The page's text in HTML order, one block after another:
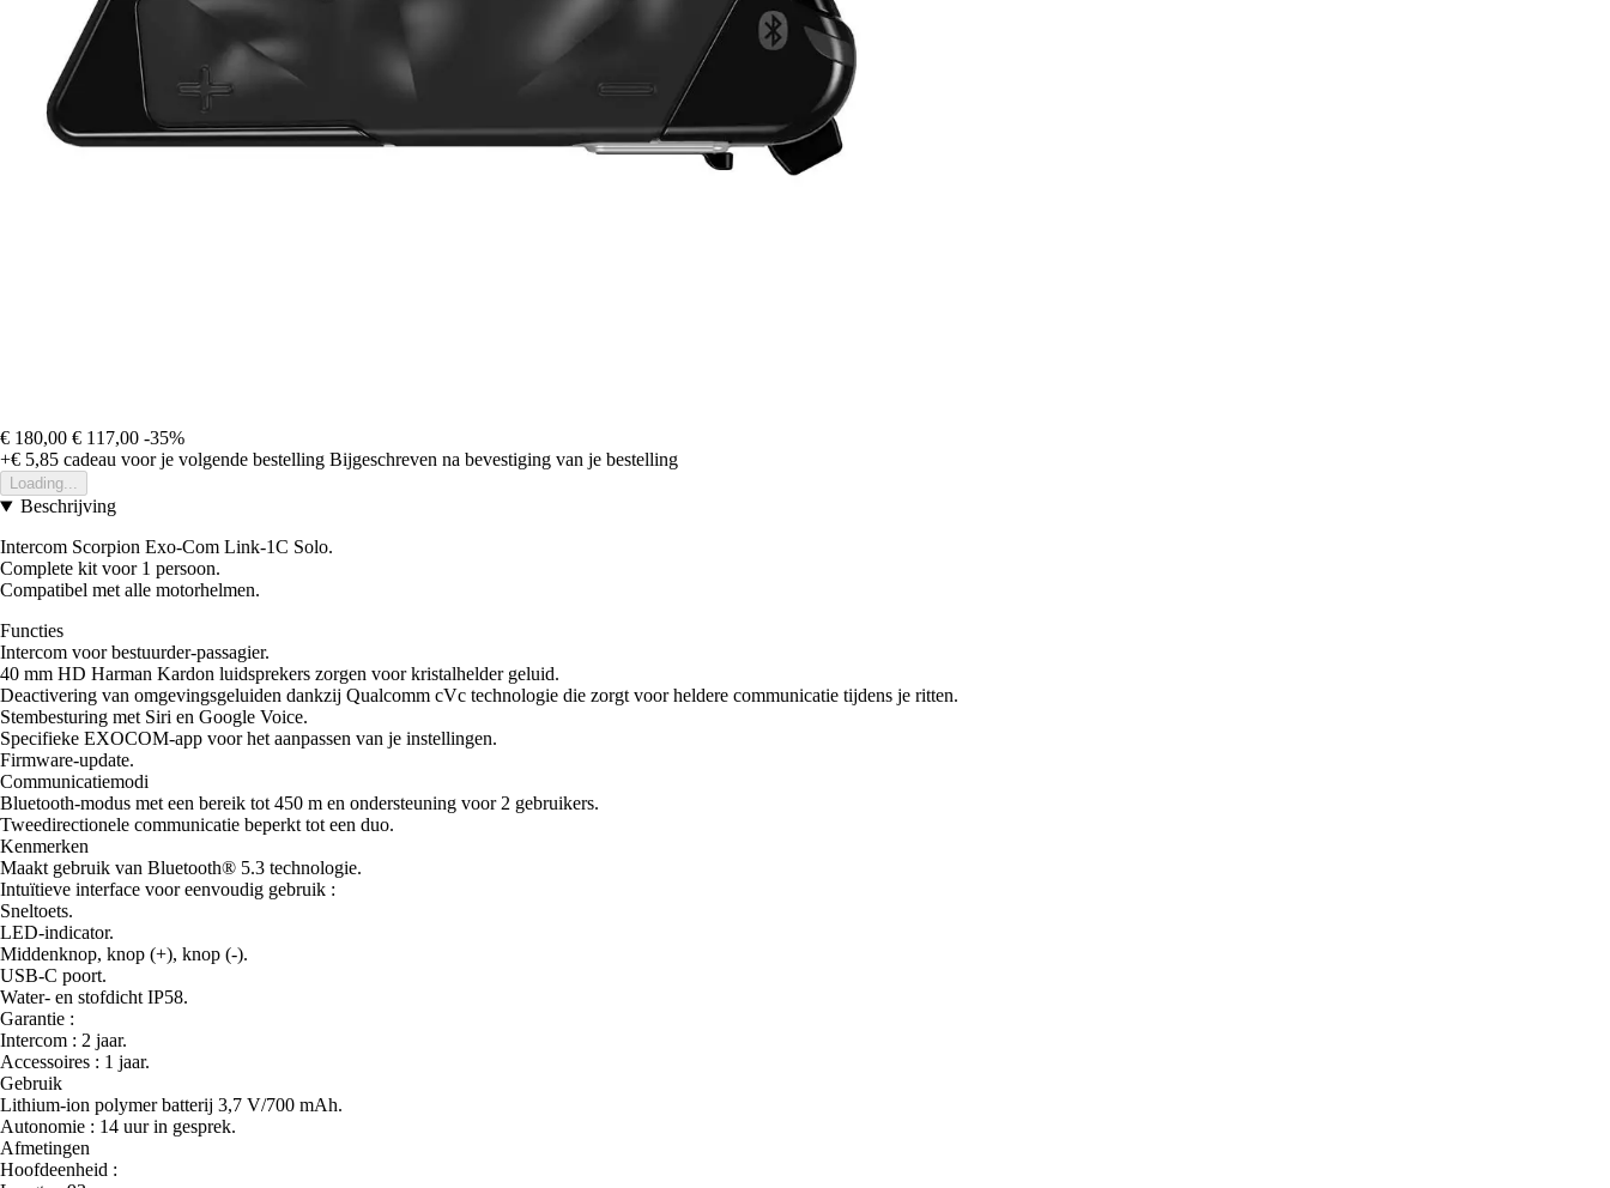
€ 180,00 € 117,00 -35%
+€ 5,85 cadeau voor je volgende bestelling Bijgeschreven na bevestiging van je bestelling
Loading...
Beschrijving
Intercom Scorpion Exo-Com Link-1C Solo.
Complete kit voor 1 persoon.
Compatibel met alle motorhelmen.
Functies
Intercom voor bestuurder-passagier.
40 mm HD Harman Kardon luidsprekers zorgen voor kristalhelder geluid.
Deactivering van omgevingsgeluiden dankzij Qualcomm cVc technologie die zorgt voor heldere communicatie tijdens je ritten.
Stembesturing met Siri en Google Voice.
Specifieke EXOCOM-app voor het aanpassen van je instellingen.
Firmware-update.
Communicatiemodi
Bluetooth-modus met een bereik tot 450 m en ondersteuning voor 2 gebruikers.
Tweedirectionele communicatie beperkt tot een duo.
Kenmerken
Maakt gebruik van Bluetooth® 5.3 technologie.
Intuïtieve interface voor eenvoudig gebruik :
Sneltoets.
LED-indicator.
Middenknop, knop (+), knop (-).
USB-C poort.
Water- en stofdicht IP58.
Garantie :
Intercom : 2 jaar.
Accessoires : 1 jaar.
Gebruik
Lithium-ion polymer batterij 3,7 V/700 mAh.
Autonomie : 14 uur in gesprek.
Afmetingen
Hoofdeenheid :